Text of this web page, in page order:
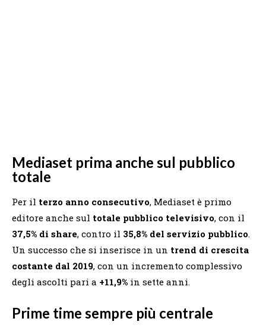
Mediaset prima anche sul pubblico
totale
Per il terzo anno consecutivo, Mediaset è primo
editore anche sul totale pubblico televisivo, con il
37,5% di share, contro il 35,8% del servizio pubblico.
Un successo che si inserisce in un trend di crescita
costante dal 2019, con un incremento complessivo
degli ascolti pari a +11,9% in sette anni.
Prime time sempre più centrale